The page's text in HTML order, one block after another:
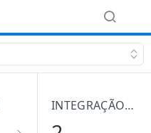
INTEGRAÇÃO DO SCRIPT DE AUTENTICAÇÃO